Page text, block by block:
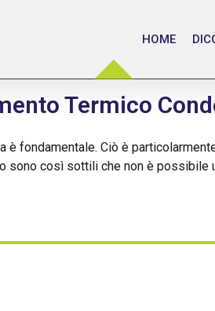
HOME
Termico
fondamentale. Ciò è
sono così sottili che non è